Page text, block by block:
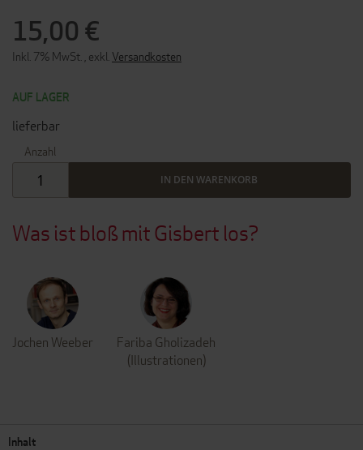
Was ist bloß mit Gisbert los?
Jochen Weeber
Fariba Gholizadeh
(Illustrationen)
15,00 €
Inkl. 7% MwSt. exkl. Versandkosten
AUF LAGER
lieferbar
Anzahl
IN DEN WARENKORB
Inhalt